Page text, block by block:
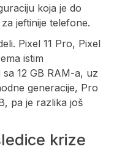
koja je do
jeftinije telefone.
Pixel 11 Pro, Pixel
istim
12 GB RAM-a, uz
generacije, Pro
pa je razlika još
krize